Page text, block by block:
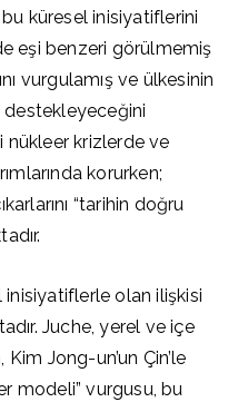
küresel inisiyatiflerini
eşi benzeri görülmemiş
vurgulamış ve ülkesinin
destekleyeceğini
nükleer krizlerde ve
korurken;
“tarihin doğru
olan ilişkisi
Juche, yerel ve içe
Jong-un’un Çin’le
modeli” vurgusu, bu